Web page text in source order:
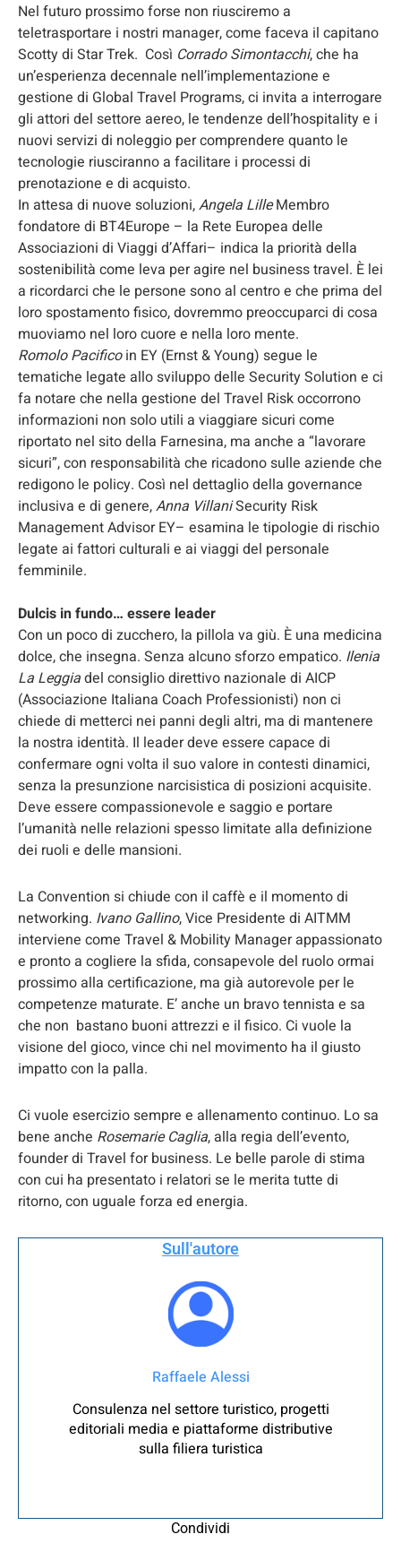
Nel futuro prossimo forse non riusciremo a
teletrasportare i nostri manager, come faceva il capitano
Scotty di Star Trek. Così Corrado Simontacchi, che ha
un’esperienza decennale nell’implementazione e
gestione di Global Travel Programs, ci invita a interrogare
gli attori del settore aereo, le tendenze dell’hospitality e i
nuovi servizi di noleggio per comprendere quanto le
tecnologie riusciranno a facilitare i processi di
prenotazione e di acquisto.
In attesa di nuove soluzioni,Angela LilleMembro
fondatore di BT4Europe – la Rete Europea delle
Associazioni di Viaggi d’Affari– indica la priorità della
sostenibilità come leva per agire nel business travel. È lei
a ricordarci che le persone sono al centro e che prima del
loro spostamento fisico, dovremmo preoccuparci di cosa
muoviamo nel loro cuore e nella loro mente.
Romolo Pacificoin EY (Ernst & Young) segue le
tematiche legate allo sviluppo delle Security Solution e ci
fa notare che nella gestione del Travel Risk occorrono
informazioni non solo utili a viaggiare sicuri come
riportato nel sito della Farnesina, ma anche a “lavorare
sicuri”, con responsabilità che ricadono sulle aziende che
redigono le policy. Così nel dettaglio della governance
inclusiva e di genere,Anna VillaniSecurity Risk
Management Advisor EY– esamina le tipologie di rischio
legate ai fattori culturali e ai viaggi del personale
femminile.
Dulcis in fundo… essere leader
Con un poco di zucchero, la pillola va giù. È una medicina
dolce, che insegna. Senza alcuno sforzo empatico. Ilenia
La Leggiadel consiglio direttivo nazionale di AICP
(Associazione Italiana Coach Professionisti) non ci
chiede di metterci nei panni degli altri, ma di mantenere
la nostra identità. Il leader deve essere capace di
confermare ogni volta il suo valore in contesti dinamici,
senza la presunzione narcisistica di posizioni acquisite.
Deve essere compassionevole e saggio e portare
l’umanità nelle relazioni spesso limitate alla definizione
dei ruoli e delle mansioni.
La Convention si chiude con il caffè e il momento di
networking. Ivano Gallino, Vice Presidente di AITMM
interviene come Travel & Mobility Manager appassionato
e pronto a cogliere la sfida, consapevole del ruolo ormai
prossimo alla certificazione, ma già autorevole per le
competenze maturate. E’ anche un bravo tennista e sa
che non bastano buoni attrezzi e il fisico. Ci vuole la
visione del gioco, vince chi nel movimento ha il giusto
impatto con la palla.
Ci vuole esercizio sempre e allenamento continuo. Lo sa
bene anche Rosemarie Caglia, alla regia dell’evento,
founder di Travel for business. Le belle parole di stima
con cui ha presentato i relatori se le merita tutte di
ritorno, con uguale forza ed energia.
Sull'autore
Raffaele Alessi
Consulenza nel settore turistico, progetti
editoriali media e piattaforme distributive
sulla filiera turistica
Condividi